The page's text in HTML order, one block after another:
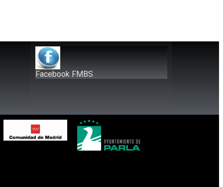
Facebook FMBS